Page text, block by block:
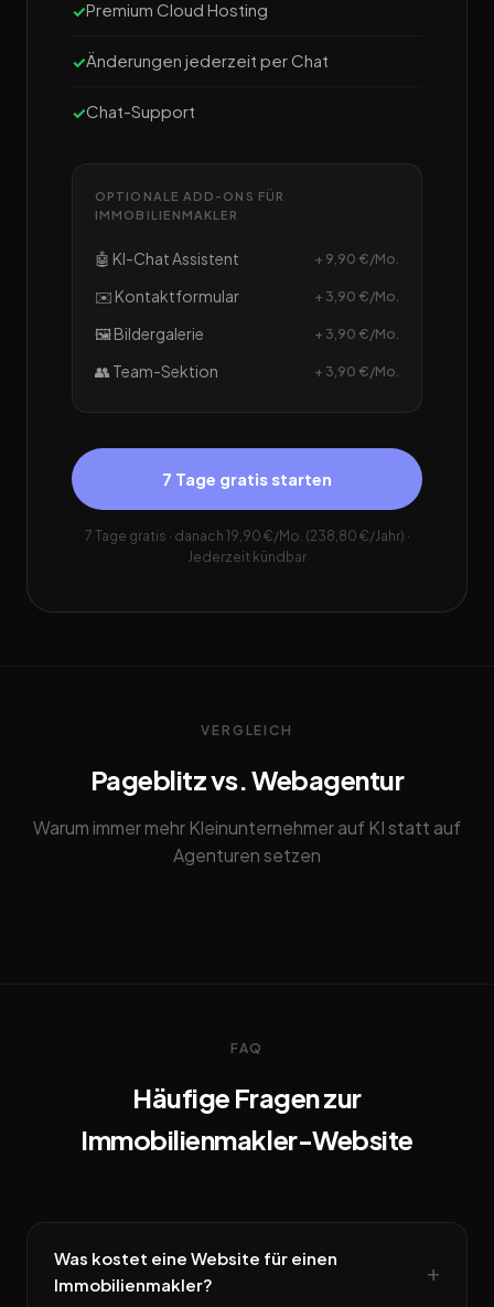
Premium Cloud Hosting
Änderungen jederzeit per Chat
Chat-Support
OPTIONALE ADD-ONS FÜR
IMMOBILIENMAKLER
🤖 KI-Chat Assistent + 9,90 €/Mo.
✉️ Kontaktformular + 3,90 €/Mo.
🖼️ Bildergalerie + 3,90 €/Mo.
👥 Team-Sektion + 3,90 €/Mo.
7 Tage gratis starten
7 Tage gratis · danach 19,90 €/Mo. (238,80 €/Jahr) ·
Jederzeit kündbar
VERGLEICH
Pageblitz vs. Webagentur
Warum immer mehr Kleinunternehmer auf KI statt auf
Agenturen setzen
FAQ
Häufige Fragen zur
Immobilienmakler-Website
Was kostet eine Website für einen
Immobilienmakler?